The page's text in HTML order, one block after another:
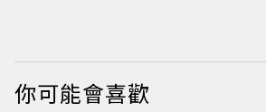
你可能會喜歡